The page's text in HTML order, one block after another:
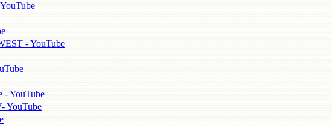
- YouTube
YouTube
YouTube